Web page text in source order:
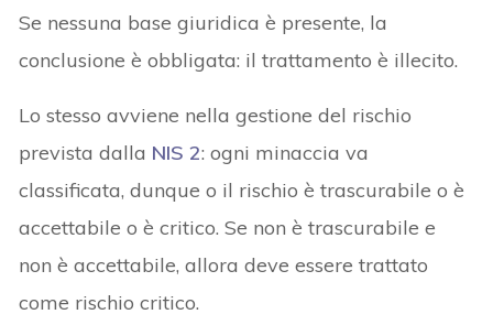
Se nessuna base giuridica è presente, la
conclusione è obbligata: il trattamento è illecito.
Lo stesso avviene nella gestione del rischio
prevista dalla NIS 2: ogni minaccia va
classificata, dunque o il rischio è trascurabile o è
accettabile o è critico. Se non è trascurabile e
non è accettabile, allora deve essere trattato
come rischio critico.